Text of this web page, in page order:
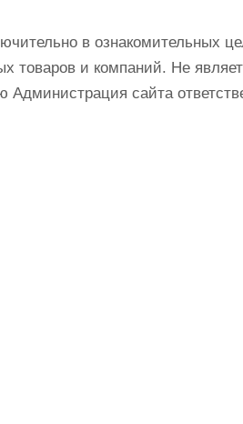
в ознакомительных
товаров и компаний. Не
сайта